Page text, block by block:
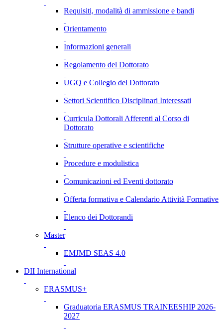
Requisiti, modalità di ammissione e bandi
Orientamento
Informazioni generali
Regolamento del Dottorato
UGQ e Collegio del Dottorato
Settori Scientifico Disciplinari Interessati
Curricula Dottorali Afferenti al Corso di
Dottorato
Strutture operative e scientifiche
Procedure e modulistica
Comunicazioni ed Eventi dottorato
Offerta formativa e Calendario Attività Formative
Elenco dei Dottorandi
Master
EMJMD SEAS 4.0
DII International
ERASMUS+
Graduatoria ERASMUS TRAINEESHIP 2026-
2027